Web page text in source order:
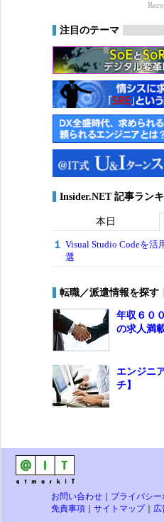
注目のテーマ
Insider.NET 記事ラン
本日
Visual Studio Codeを活
選
転職／派遣情報を探す
年収６０
の求人満
エンジニ
チ】
お問い合わせ ｜ プライバシー
免責事項 ｜ サイトマップ｜ 広